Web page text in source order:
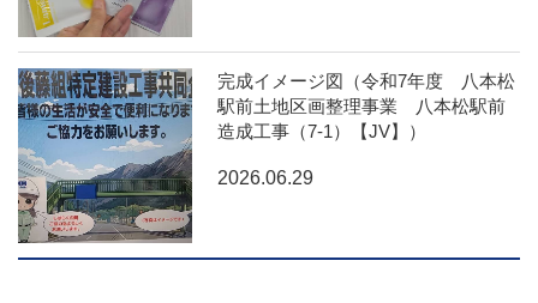
完成イメージ図（令和7年度 八本松
駅前土地区画整理事業 八本松駅前
造成工事（7-1）【JV】）
2026.06.29